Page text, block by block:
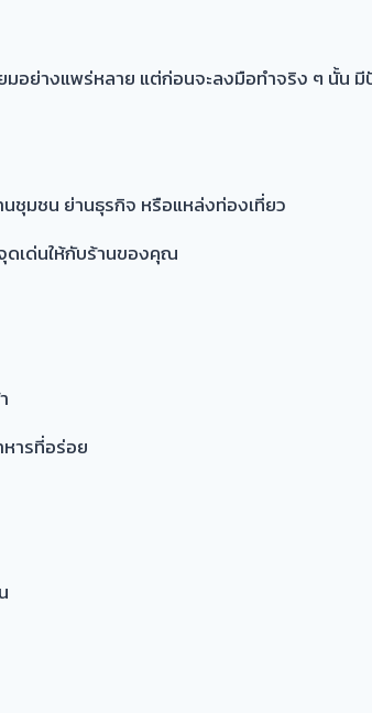
ยมอย่างแพร่หลาย แต่ก่อนจะลงมือทำจริง ๆ
นชุมชน ย่านธุรกิจ หรือแหล่งท่องเที่ยว
ดเด่นให้กับร้านของคุณ
ารที่อร่อย